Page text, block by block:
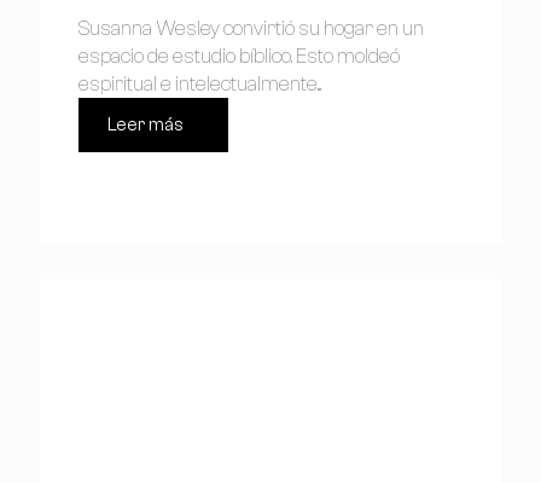
Susanna Wesley convirtió su hogar en un
espacio de estudio bíblico. Esto moldeó
espiritual e intelectualmente...
Leer más